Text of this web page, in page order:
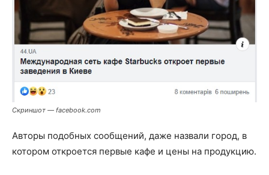
Скриншот — facebook.com
Авторы подобных сообщений, даже назвали город, в
котором откроется первые кафе и цены на продукцию.